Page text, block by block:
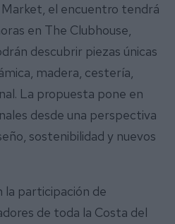
el encuentro tendrá
en The Clubhouse,
descubrir piezas únicas
madera, cestería,
La propuesta pone en
desde una perspectiva
sostenibilidad y nuevos
la participación de
de toda la Costa del